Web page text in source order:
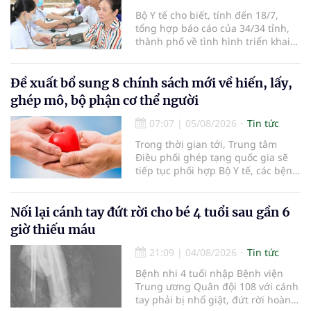
Bộ Y tế cho biết, tính đến 18/7,
tổng hợp báo cáo của 34/34 tỉnh,
thành phố về tình hình triển khai
nhận 32.286.360 người, chiếm gần
30% dân số cả nước đã được khám
sức khỏe định kỳ năm nay.
Đề xuất bổ sung 8 chính sách mới về hiến, lấy,
ghép mô, bộ phận cơ thể người
07:07 | 05/08/2026
Tin tức
Trong thời gian tới, Trung tâm
Điều phối ghép tạng quốc gia sẽ
tiếp tục phối hợp Bộ Y tế, các bệnh
cường truyền thông, hoàn thiện
quy trình chuyên môn và hệ thống
hiến và ghép mô tạng.
Nối lại cánh tay đứt rời cho bé 4 tuổi sau gần 6
giờ thiếu máu
21:09 | 04/08/2026
Tin tức
Bệnh nhi 4 tuổi nhập Bệnh viện
Trung ương Quân đội 108 với cánh
tay phải bị nhổ giật, đứt rời hoàn